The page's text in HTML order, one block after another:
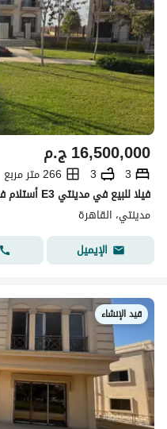
ج.م16,500,000
3
3
266 متر مربع
مدينتي، القاهرة
الإيميل
قيد الإنشاء